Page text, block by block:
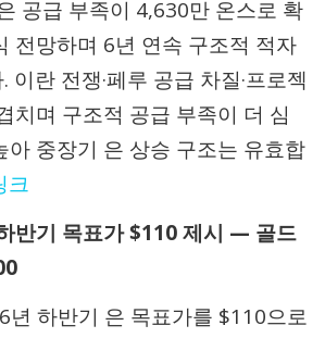
공급 부족이 4,630만 온스로 확
전망하며 6년 연속 구조적 적자
이란 전쟁·페루 공급 차질·프로젝
치며 구조적 공급 부족이 더 심
아 중장기 은 상승 구조는 유효합
크
반기 목표가 $110 제시 — 골드
년 하반기 은 목표가를 $110으로